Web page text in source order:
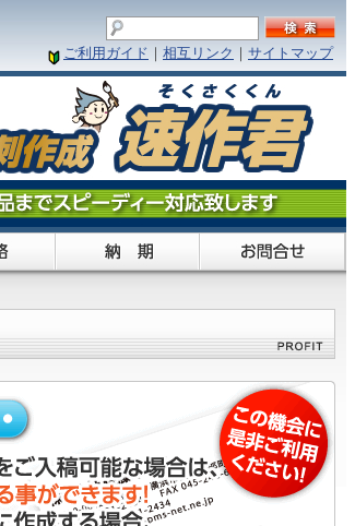
ご利用ガイド ｜ 相互リンク ｜ サイトマップ